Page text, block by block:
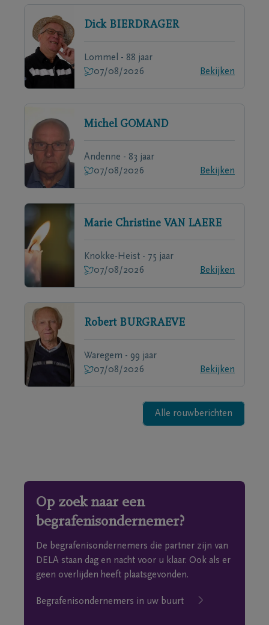
Dick BIERDRAGER
Lommel - 88 jaar
07/08/2026
Bekijken
Michel GOMAND
Andenne - 83 jaar
07/08/2026
Bekijken
Marie Christine VAN LAERE
Knokke-Heist - 75 jaar
07/08/2026
Bekijken
Robert BURGRAEVE
Waregem - 99 jaar
07/08/2026
Bekijken
Alle rouwberichten
Op zoek naar een
begrafenisondernemer?
De begrafenisondernemers die partner zijn van
DELA staan dag en nacht voor u klaar. Ook als er
geen overlijden heeft plaatsgevonden.
Begrafenisondernemers in uw buurt